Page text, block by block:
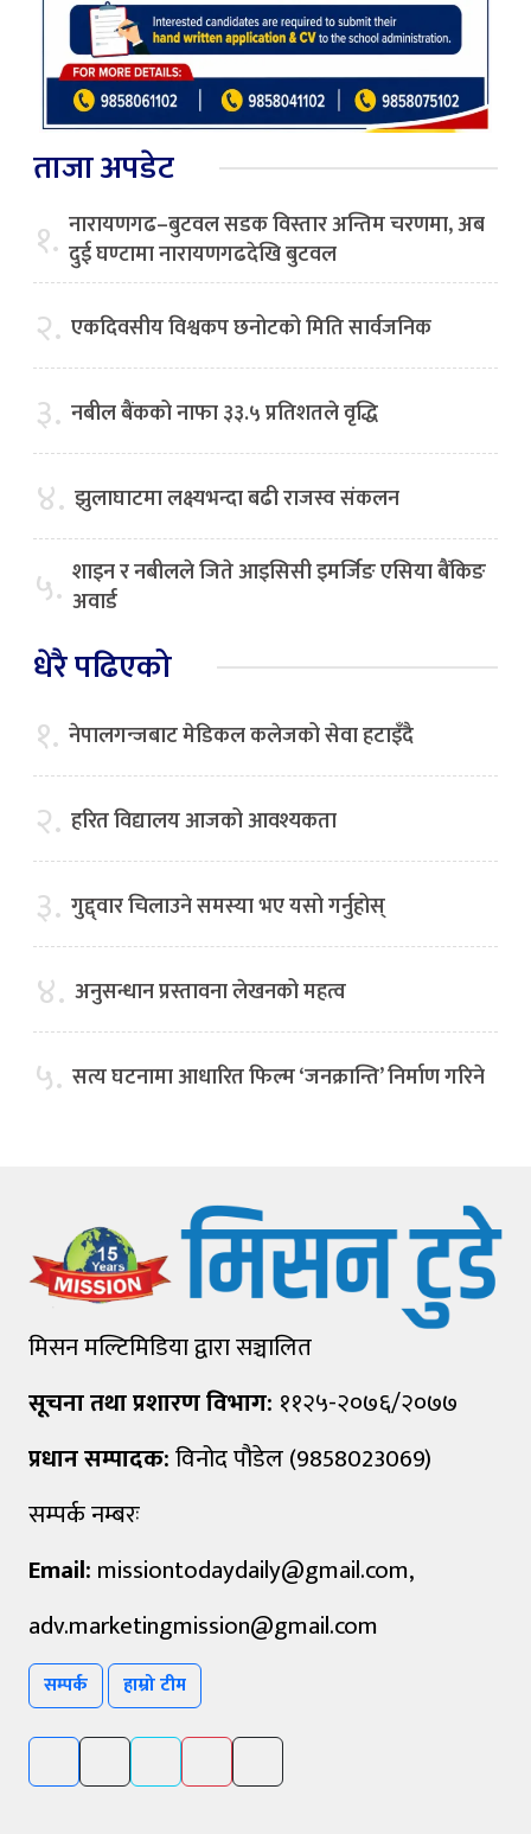
ताजा अपडेट
१. नारायणगढ–बुटवल सडक विस्तार अन्तिम चरणमा, अब
दुई घण्टामा नारायणगढदेखि बुटवल
२. एकदिवसीय विश्वकप छनोटको मिति सार्वजनिक
३. नबील बैंकको नाफा ३३.५ प्रतिशतले वृद्धि
४. झुलाघाटमा लक्ष्यभन्दा बढी राजस्व संकलन
५. शाइन र नबीलले जिते आइसिसी इमर्जिङ एसिया बैंकिङ
अवार्ड
धेरै पढिएको
१. नेपालगन्जबाट मेडिकल कलेजको सेवा हटाइँदै
२. हरित विद्यालय आजको आवश्यकता
३. गुद्द्वार चिलाउने समस्या भए यसो गर्नुहोस्
४. अनुसन्धान प्रस्तावना लेखनको महत्व
५. सत्य घटनामा आधारित फिल्म ‘जनक्रान्ति’ निर्माण गरिने
मिसन मल्टिमिडिया द्वारा सञ्चालित
सूचना तथा प्रशारण विभाग: ११२५-२०७६/२०७७
प्रधान सम्पादक:विनोद पौडेल (9858023069)
सम्पर्क नम्बरः
Email: missiontodaydaily@gmail.com,
adv.marketingmission@gmail.com
सम्पर्क हाम्रो टीम